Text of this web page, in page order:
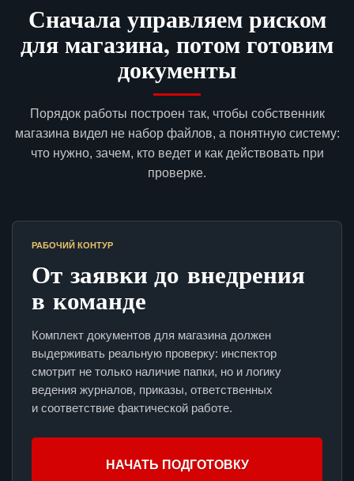
Сначала управляем риском
для магазина, потом готовим
документы
Порядок работы построен так, чтобы собственник
магазина видел не набор файлов, а понятную систему:
что нужно, зачем, кто ведет и как действовать при
проверке.
РАБОЧИЙ КОНТУР
От заявки до внедрения
в команде
Комплект документов для магазина должен
выдерживать реальную проверку: инспектор
смотрит не только наличие папки, но и логику
ведения журналов, приказы, ответственных
и соответствие фактической работе.
НАЧАТЬ ПОДГОТОВКУ